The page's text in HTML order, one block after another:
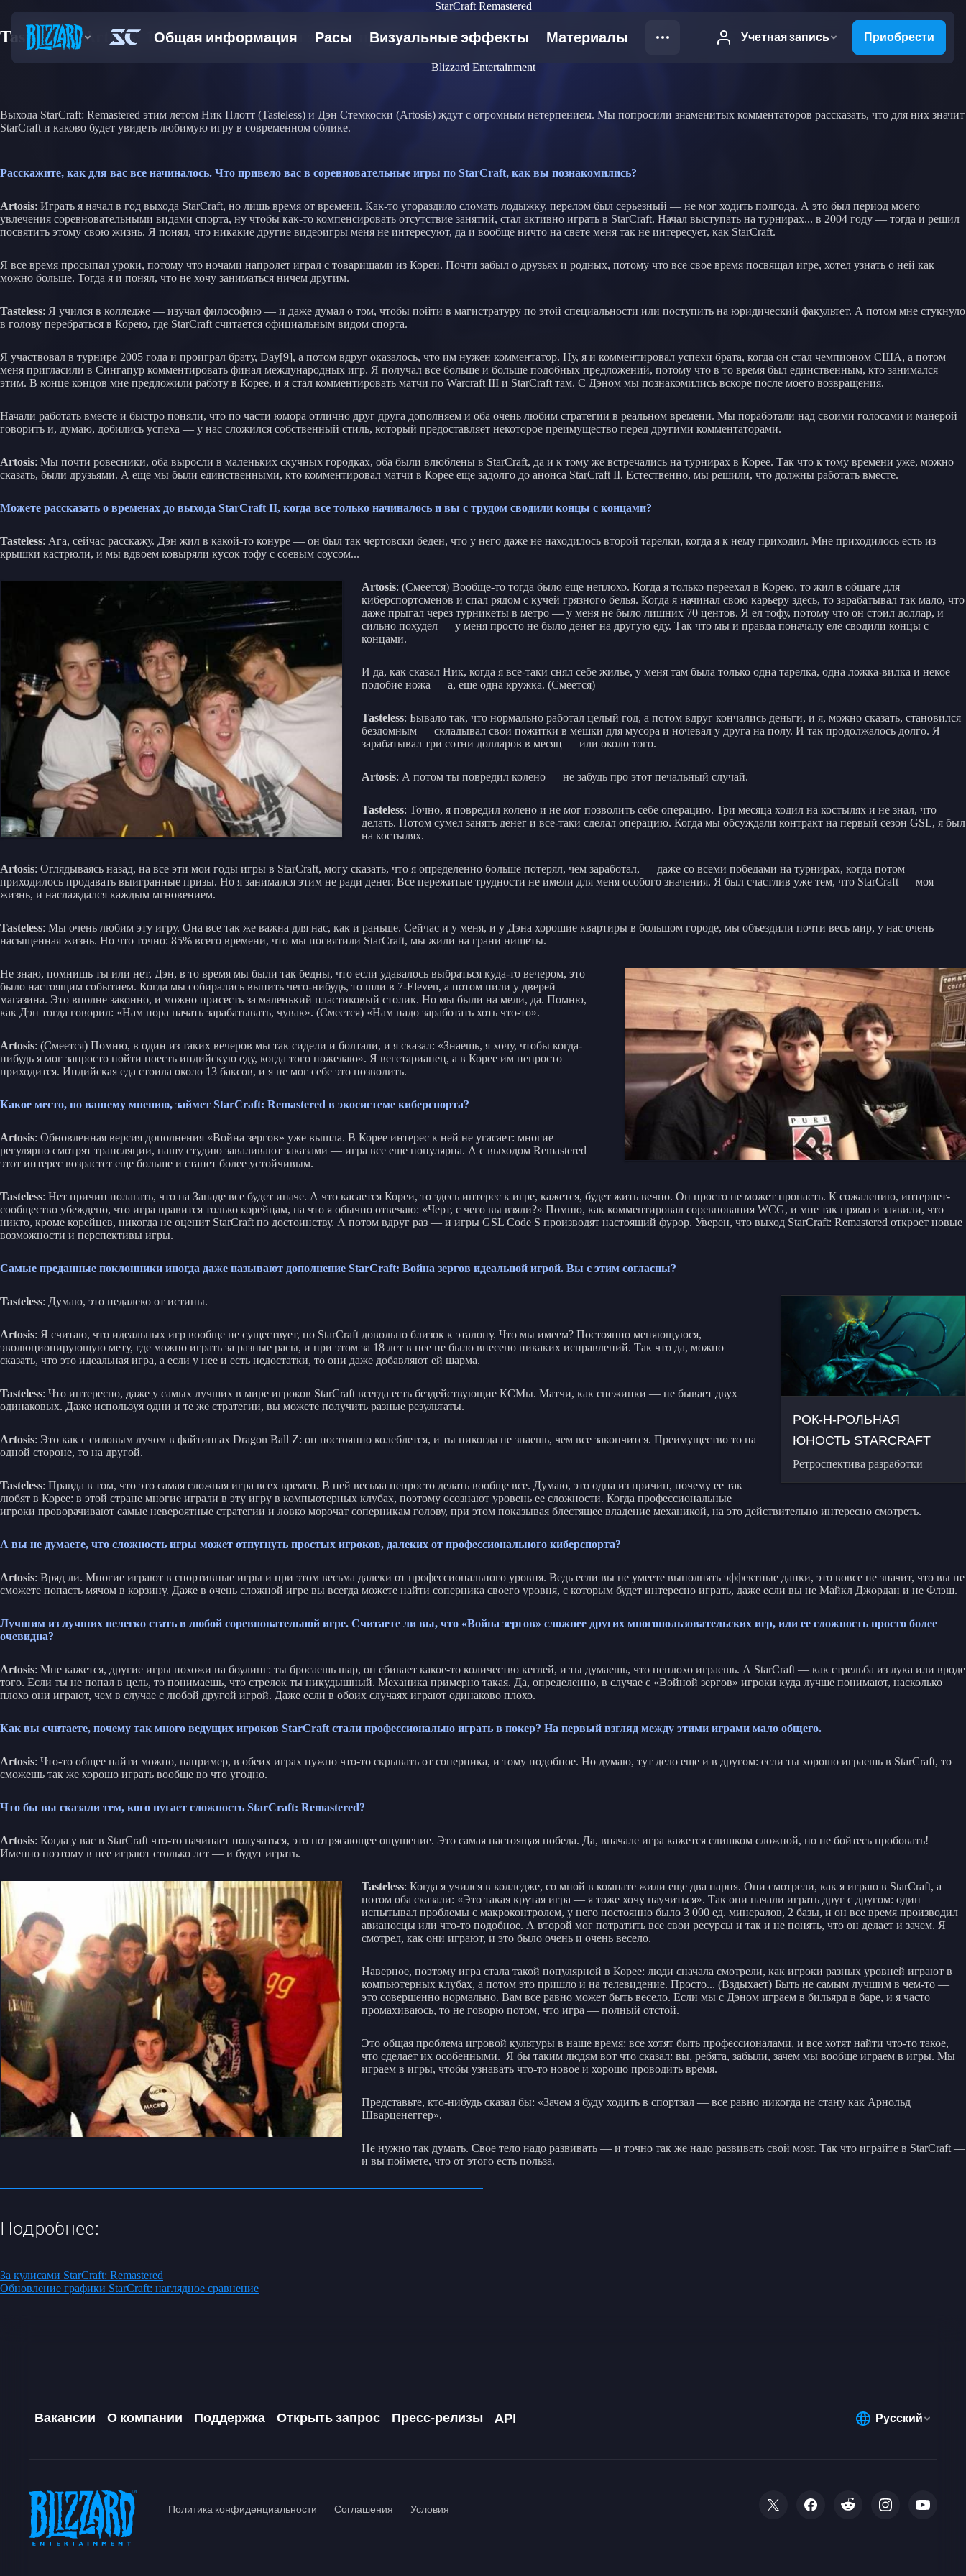
StarCraft Remastered
Tasteless и Artosis: 19 лет в StarCraft (и это не предел!)
Blizzard Entertainment
Выхода StarCraft: Remastered этим летом Ник Плотт (Tasteless) и Дэн Стемкоски (Artosis) ждут с огромным нетерпением. Мы попросили знаменитых комментаторов рассказать, что для них значит
StarCraft и каково будет увидеть любимую игру в современном облике.
Расскажите, как для вас все начиналось. Что привело вас в соревновательные игры по StarCraft, как вы познакомились?
Artosis: Играть я начал в год выхода StarCraft, но лишь время от времени. Как-то угораздило сломать лодыжку, перелом был серьезный — не мог ходить полгода. А это был период моего
увлечения соревновательными видами спорта, ну чтобы как-то компенсировать отсутствие занятий, стал активно играть в StarCraft. Начал выступать на турнирах... в 2004 году — тогда и решил
посвятить этому свою жизнь. Я понял, что никакие другие видеоигры меня не интересуют, да и вообще ничто на свете меня так не интересует, как StarCraft.
Я все время просыпал уроки, потому что ночами напролет играл с товарищами из Кореи. Почти забыл о друзьях и родных, потому что все свое время посвящал игре, хотел узнать о ней как
можно больше. Тогда я и понял, что не хочу заниматься ничем другим.
Tasteless: Я учился в колледже — изучал философию — и даже думал о том, чтобы пойти в магистратуру по этой специальности или поступить на юридический факультет. А потом мне стукнуло
в голову перебраться в Корею, где StarCraft считается официальным видом спорта.
Я участвовал в турнире 2005 года и проиграл брату, Day[9], а потом вдруг оказалось, что им нужен комментатор. Ну, я и комментировал успехи брата, когда он стал чемпионом США, а потом
меня пригласили в Сингапур комментировать финал международных игр. Я получал все больше и больше подобных предложений, потому что в то время был единственным, кто занимался
этим. В конце концов мне предложили работу в Корее, и я стал комментировать матчи по Warcraft III и StarCraft там. С Дэном мы познакомились вскоре после моего возвращения.
Начали работать вместе и быстро поняли, что по части юмора отлично друг друга дополняем и оба очень любим стратегии в реальном времени. Мы поработали над своими голосами и манерой
говорить и, думаю, добились успеха — у нас сложился собственный стиль, который предоставляет некоторое преимущество перед другими комментаторами.
Artosis: Мы почти ровесники, оба выросли в маленьких скучных городках, оба были влюблены в StarCraft, да и к тому же встречались на турнирах в Корее. Так что к тому времени уже, можно
сказать, были друзьями. А еще мы были единственными, кто комментировал матчи в Корее еще задолго до анонса StarCraft II. Естественно, мы решили, что должны работать вместе.
Можете рассказать о временах до выхода StarCraft II, когда все только начиналось и вы с трудом сводили концы с концами?
Tasteless: Ага, сейчас расскажу. Дэн жил в какой-то конуре — он был так чертовски беден, что у него даже не находилось второй тарелки, когда я к нему приходил. Мне приходилось есть из
крышки кастрюли, и мы вдвоем ковыряли кусок тофу с соевым соусом...
Artosis: (Смеется) Вообще-то тогда было еще неплохо. Когда я только переехал в Корею, то жил в общаге для
киберспортсменов и спал рядом с кучей грязного белья. Когда я начинал свою карьеру здесь, то зарабатывал так мало, что
даже прыгал через турникеты в метро — у меня не было лишних 70 центов. Я ел тофу, потому что он стоил доллар, и
сильно похудел — у меня просто не было денег на другую еду. Так что мы и правда поначалу еле сводили концы с
концами.
И да, как сказал Ник, когда я все-таки снял себе жилье, у меня там была только одна тарелка, одна ложка-вилка и некое
подобие ножа — а, еще одна кружка. (Смеется)
Tasteless: Бывало так, что нормально работал целый год, а потом вдруг кончались деньги, и я, можно сказать, становился
бездомным — складывал свои пожитки в мешки для мусора и ночевал у друга на полу. И так продолжалось долго. Я
зарабатывал три сотни долларов в месяц — или около того.
Artosis: А потом ты повредил колено — не забудь про этот печальный случай.
Tasteless: Точно, я повредил колено и не мог позволить себе операцию. Три месяца ходил на костылях и не знал, что
делать. Потом сумел занять денег и все-таки сделал операцию. Когда мы обсуждали контракт на первый сезон GSL, я был
на костылях.
Artosis: Оглядываясь назад, на все эти мои годы игры в StarCraft, могу сказать, что я определенно больше потерял, чем заработал, — даже со всеми победами на турнирах, когда потом
приходилось продавать выигранные призы. Но я занимался этим не ради денег. Все пережитые трудности не имели для меня особого значения. Я был счастлив уже тем, что StarCraft — моя
жизнь, и наслаждался каждым мгновением.
Tasteless: Мы очень любим эту игру. Она все так же важна для нас, как и раньше. Сейчас и у меня, и у Дэна хорошие квартиры в большом городе, мы объездили почти весь мир, у нас очень
насыщенная жизнь. Но что точно: 85% всего времени, что мы посвятили StarCraft, мы жили на грани нищеты.
Не знаю, помнишь ты или нет, Дэн, в то время мы были так бедны, что если удавалось выбраться куда-то вечером, это
было настоящим событием. Когда мы собирались выпить чего-нибудь, то шли в 7-Eleven, а потом пили у дверей
магазина. Это вполне законно, и можно присесть за маленький пластиковый столик. Но мы были на мели, да. Помню,
как Дэн тогда говорил: «Нам пора начать зарабатывать, чувак». (Смеется) «Нам надо заработать хоть что-то».
Artosis: (Смеется) Помню, в один из таких вечеров мы так сидели и болтали, и я сказал: «Знаешь, я хочу, чтобы когда-
нибудь я мог запросто пойти поесть индийскую еду, когда того пожелаю». Я вегетарианец, а в Корее им непросто
приходится. Индийская еда стоила около 13 баксов, и я не мог себе это позволить.
Какое место, по вашему мнению, займет StarCraft: Remastered в экосистеме киберспорта?
Artosis: Обновленная версия дополнения «Война зергов» уже вышла. В Корее интерес к ней не угасает: многие
регулярно смотрят трансляции, нашу студию заваливают заказами — игра все еще популярна. А с выходом Remastered
этот интерес возрастет еще больше и станет более устойчивым.
Tasteless: Нет причин полагать, что на Западе все будет иначе. А что касается Кореи, то здесь интерес к игре, кажется, будет жить вечно. Он просто не может пропасть. К сожалению, интернет-
сообщество убеждено, что игра нравится только корейцам, на что я обычно отвечаю: «Черт, с чего вы взяли?» Помню, как комментировал соревнования WCG, и мне так прямо и заявили, что
никто, кроме корейцев, никогда не оценит StarCraft по достоинству. А потом вдруг раз — и игры GSL Code S производят настоящий фурор. Уверен, что выход StarCraft: Remastered откроет новые
возможности и перспективы игры.
Самые преданные поклонники иногда даже называют дополнение StarCraft: Война зергов идеальной игрой. Вы с этим согласны?
РОК-Н-РОЛЬНАЯ
ЮНОСТЬ STARCRAFT
Ретроспектива разработки
Tasteless: Думаю, это недалеко от истины.
Artosis: Я считаю, что идеальных игр вообще не существует, но StarCraft довольно близок к эталону. Что мы имеем? Постоянно меняющуюся,
эволюционирующую мету, где можно играть за разные расы, и при этом за 18 лет в нее не было внесено никаких исправлений. Так что да, можно
сказать, что это идеальная игра, а если у нее и есть недостатки, то они даже добавляют ей шарма.
Tasteless: Что интересно, даже у самых лучших в мире игроков StarCraft всегда есть бездействующие КСМы. Матчи, как снежинки — не бывает двух
одинаковых. Даже используя одни и те же стратегии, вы можете получить разные результаты.
Artosis: Это как с силовым лучом в файтингах Dragon Ball Z: он постоянно колеблется, и ты никогда не знаешь, чем все закончится. Преимущество то на
одной стороне, то на другой.
Tasteless: Правда в том, что это самая сложная игра всех времен. В ней весьма непросто делать вообще все. Думаю, это одна из причин, почему ее так
любят в Корее: в этой стране многие играли в эту игру в компьютерных клубах, поэтому осознают уровень ее сложности. Когда профессиональные
игроки проворачивают самые невероятные стратегии и ловко морочат соперникам голову, при этом показывая блестящее владение механикой, на это действительно интересно смотреть.
А вы не думаете, что сложность игры может отпугнуть простых игроков, далеких от профессионального киберспорта?
Artosis: Вряд ли. Многие играют в спортивные игры и при этом весьма далеки от профессионального уровня. Ведь если вы не умеете выполнять эффектные данки, это вовсе не значит, что вы не
сможете попасть мячом в корзину. Даже в очень сложной игре вы всегда можете найти соперника своего уровня, с которым будет интересно играть, даже если вы не Майкл Джордан и не Флэш.
Лучшим из лучших нелегко стать в любой соревновательной игре. Считаете ли вы, что «Война зергов» сложнее других многопользовательских игр, или ее сложность просто более
очевидна?
Artosis: Мне кажется, другие игры похожи на боулинг: ты бросаешь шар, он сбивает какое-то количество кеглей, и ты думаешь, что неплохо играешь. А StarCraft — как стрельба из лука или вроде
того. Если ты не попал в цель, то понимаешь, что стрелок ты никудышный. Механика примерно такая. Да, определенно, в случае с «Войной зергов» игроки куда лучше понимают, насколько
плохо они играют, чем в случае с любой другой игрой. Даже если в обоих случаях играют одинаково плохо.
Как вы считаете, почему так много ведущих игроков StarCraft стали профессионально играть в покер? На первый взгляд между этими играми мало общего.
Artosis: Что-то общее найти можно, например, в обеих играх нужно что-то скрывать от соперника, и тому подобное. Но думаю, тут дело еще и в другом: если ты хорошо играешь в StarCraft, то
сможешь так же хорошо играть вообще во что угодно.
Что бы вы сказали тем, кого пугает сложность StarCraft: Remastered?
Artosis: Когда у вас в StarCraft что-то начинает получаться, это потрясающее ощущение. Это самая настоящая победа. Да, вначале игра кажется слишком сложной, но не бойтесь пробовать!
Именно поэтому в нее играют столько лет — и будут играть.
Tasteless: Когда я учился в колледже, со мной в комнате жили еще два парня. Они смотрели, как я играю в StarCraft, а
потом оба сказали: «Это такая крутая игра — я тоже хочу научиться». Так они начали играть друг с другом: один
испытывал проблемы с макроконтролем, у него постоянно было 3 000 ед. минералов, 2 базы, и он все время производил
авианосцы или что-то подобное. А второй мог потратить все свои ресурсы и так и не понять, что он делает и зачем. Я
смотрел, как они играют, и это было очень и очень весело.
Наверное, поэтому игра стала такой популярной в Корее: люди сначала смотрели, как игроки разных уровней играют в
компьютерных клубах, а потом это пришло и на телевидение. Просто... (Вздыхает) Быть не самым лучшим в чем-то —
это совершенно нормально. Вам все равно может быть весело. Если мы с Дэном играем в бильярд в баре, и я часто
промахиваюсь, то не говорю потом, что игра — полный отстой.
Это общая проблема игровой культуры в наше время: все хотят быть профессионалами, и все хотят найти что-то такое,
что сделает их особенными. Я бы таким людям вот что сказал: вы, ребята, забыли, зачем мы вообще играем в игры. Мы
играем в игры, чтобы узнавать что-то новое и хорошо проводить время.
Представьте, кто-нибудь сказал бы: «Зачем я буду ходить в спортзал — все равно никогда не стану как Арнольд
Шварценеггер».
Не нужно так думать. Свое тело надо развивать — и точно так же надо развивать свой мозг. Так что играйте в StarCraft —
и вы поймете, что от этого есть польза.
Подробнее:
За кулисами StarCraft: Remastered
Обновление графики StarCraft: наглядное сравнение